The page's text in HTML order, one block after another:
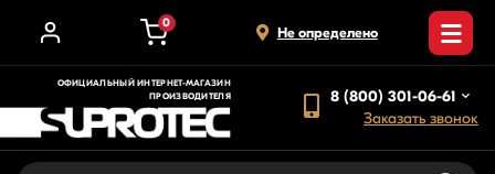
0
Не определено
ОФИЦИАЛЬНЫЙ ИНТЕРНЕТ-МАГАЗИН
ПРОИЗВОДИТЕЛЯ
8 (800) 301-06-61
Заказать звонок